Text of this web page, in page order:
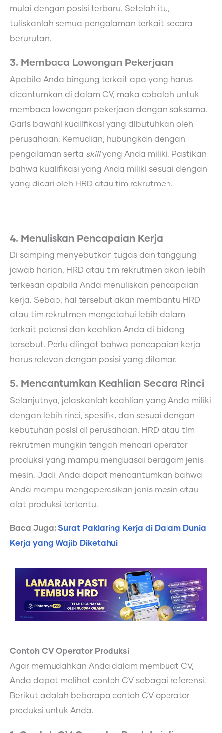
mulai dengan posisi terbaru. Setelah itu,
tuliskanlah semua pengalaman terkait secara
berurutan.
3. Membaca Lowongan Pekerjaan
Apabila Anda bingung terkait apa yang harus
dicantumkan di dalam CV, maka cobalah untuk
membaca lowongan pekerjaan dengan saksama.
Garis bawahi kualifikasi yang dibutuhkan oleh
perusahaan. Kemudian, hubungkan dengan
pengalaman serta skillyang Anda miliki. Pastikan
bahwa kualifikasi yang Anda miliki sesuai dengan
yang dicari oleh HRD atau tim rekrutmen.
4. Menuliskan Pencapaian Kerja
Di samping menyebutkan tugas dan tanggung
jawab harian, HRD atau tim rekrutmen akan lebih
terkesan apabila Anda menuliskan pencapaian
kerja. Sebab, hal tersebut akan membantu HRD
atau tim rekrutmen mengetahui lebih dalam
terkait potensi dan keahlian Anda di bidang
tersebut. Perlu diingat bahwa pencapaian kerja
harus relevan dengan posisi yang dilamar.
5. Mencantumkan Keahlian Secara Rinci
Selanjutnya, jelaskanlah keahlian yang Anda miliki
dengan lebih rinci, spesifik, dan sesuai dengan
kebutuhan posisi di perusahaan. HRD atau tim
rekrutmen mungkin tengah mencari operator
produksi yang mampu menguasai beragam jenis
mesin. Jadi, Anda dapat mencantumkan bahwa
Anda mampu mengoperasikan jenis mesin atau
alat produksi tertentu.
Baca Juga: Surat Paklaring Kerja di Dalam Dunia
Kerja yang Wajib Diketahui
Contoh CV Operator Produksi
Agar memudahkan Anda dalam membuat CV,
Anda dapat melihat contoh CV sebagai referensi.
Berikut adalah beberapa contoh CV operator
produksi untuk Anda.